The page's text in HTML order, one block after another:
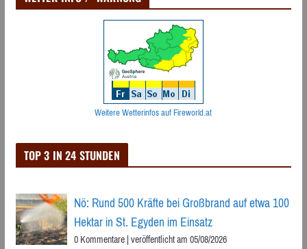
Weitere Wetterinfos auf Fireworld.at
TOP 3 IN 24 STUNDEN
Nö: Rund 500 Kräfte bei Großbrand auf etwa 100
Hektar in St. Egyden im Einsatz
0 Kommentare|veröffentlicht am 05/08/2026